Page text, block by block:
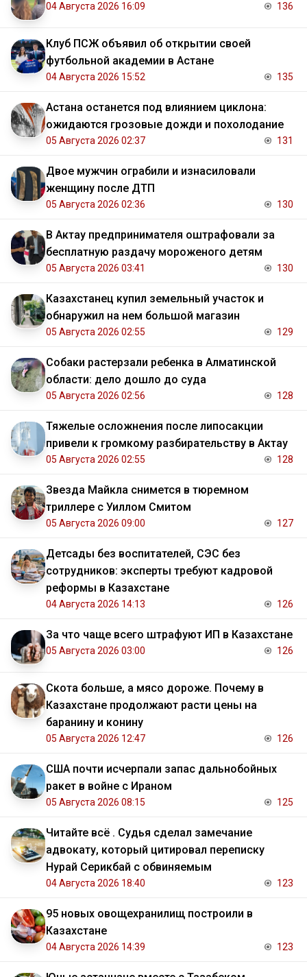
04 Августа 2026 16:09 136
Клуб ПСЖ объявил об открытии своей
футбольной академии в Астане
04 Августа 2026 15:52 135
Астана останется под влиянием циклона:
ожидаются грозовые дожди и похолодание
05 Августа 2026 02:37 131
Двое мужчин ограбили и изнасиловали
женщину после ДТП
05 Августа 2026 02:36 130
В Актау предпринимателя оштрафовали за
бесплатную раздачу мороженого детям
05 Августа 2026 03:41 130
Казахстанец купил земельный участок и
обнаружил на нем большой магазин
05 Августа 2026 02:55 129
Собаки растерзали ребенка в Алматинской
области: дело дошло до суда
05 Августа 2026 02:56 128
Тяжелые осложнения после липосакции
привели к громкому разбирательству в Актау
05 Августа 2026 02:55 128
Звезда Майкла снимется в тюремном
триллере с Уиллом Смитом
05 Августа 2026 09:00 127
Детсады без воспитателей, СЭС без
сотрудников: эксперты требуют кадровой
реформы в Казахстане
04 Августа 2026 14:13 126
За что чаще всего штрафуют ИП в Казахстане
05 Августа 2026 03:00 126
Скота больше, а мясо дороже. Почему в
Казахстане продолжают расти цены на
баранину и конину
05 Августа 2026 12:47 126
США почти исчерпали запас дальнобойных
ракет в войне с Ираном
05 Августа 2026 08:15 125
Читайте всё . Судья сделал замечание
адвокату, который цитировал переписку
Нурай Серикбай с обвиняемым
04 Августа 2026 18:40 123
95 новых овощехранилищ построили в
Казахстане
04 Августа 2026 14:39 123